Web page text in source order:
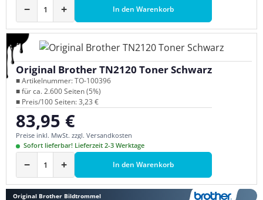
− + In den Warenkorb
Original Brother TN2120 Toner Schwarz
■ Artikelnummer: TO-100396
■ für ca. 2.600 Seiten (5%)
■ Preis/100 Seiten: 3,23 €
Regulärer Preis:
83,95 €
Preise inkl. MwSt. zzgl. Versandkosten
Sofort lieferbar! Lieferzeit 2-3 Werktage
− + In den Warenkorb
Original Brother Bildtrommel